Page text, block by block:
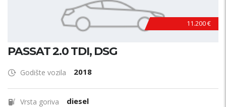
11.200 €
PASSAT 2.0 TDI, DSG
Godište vozila 2018
Vrsta goriva diesel